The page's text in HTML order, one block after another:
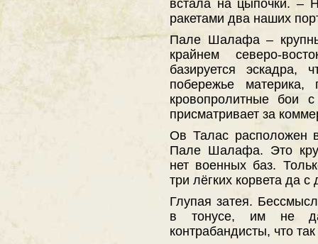
встала на цыпочки. –
ракетами два наших
Пале Шалафа –
крайнем северо-
базируется эскадра,
побережье
кровопролитные бои
присматривает за
Ов Талас расположен
Пале Шалафа. Это
нет военных баз.
три лёгких корвета да с
Глупая затея.
в тонусе, им не
контрабандисты, что